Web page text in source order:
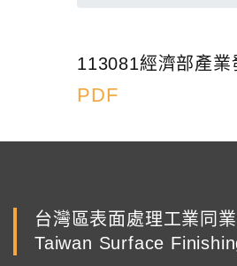
113081經濟部產
PDF
台灣區表面處理工業同
Taiwan Surface